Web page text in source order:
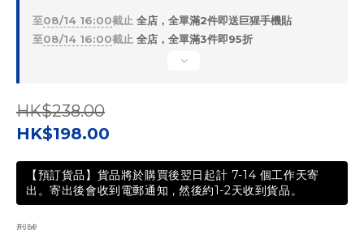
至08/14 16:00截止 全店，全單滿2件即送巨猩手機貼
至08/14 16:00截止 全店，全單滿3件即95折
HK$238.00
HK$198.00
【預訂貨品】貨品將於購買後翌日起計 7-14 個工作天寄
出。寄出後會收到電郵通知 , 然後約1-2天收到貨品。